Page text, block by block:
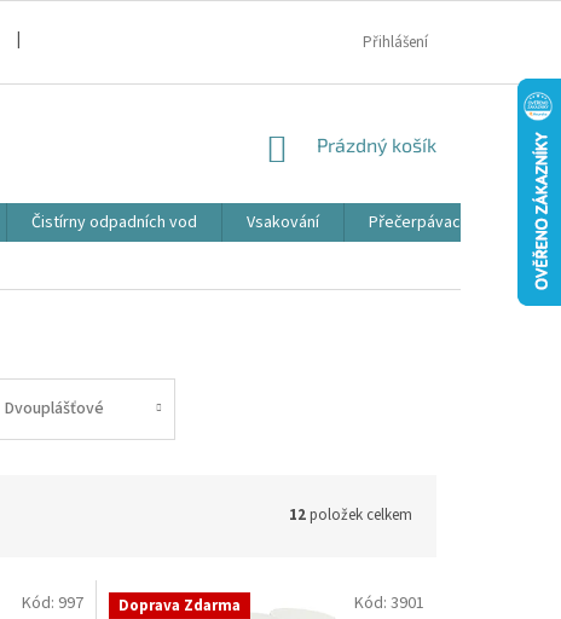
Přihlášení
NÁKUPNÍ
Prázdný košík
Čistírny odpadních vod Vsakování Přečerpávací jímky
Dvouplášťové
12položek celkem
Kód: 997 Doprava Zdarma Kód: 3901